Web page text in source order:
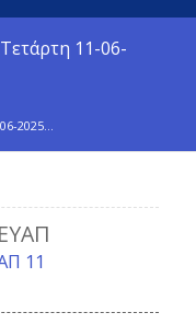
11-06-
2025...
11